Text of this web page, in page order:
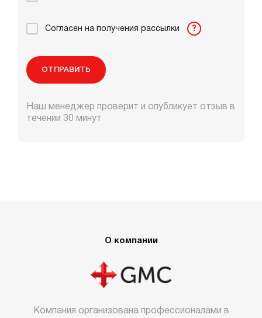
Согласен на получения рассылки ?
ОТПРАВИТЬ
Наш менеджер проверит и опубликует отзыв в
течении 30 минут
О компании
Компания организована профессионалами в